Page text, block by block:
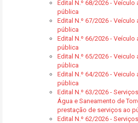
Edital N.º 68/2026 -
pública
Edital N.º 67/2026 -
pública
Edital N.º 66/2026 -
pública
Edital N.º 65/2026 -
pública
Edital N.º 64/2026 -
pública
Edital N.º 63/2026 -
Água e Saneamento de
prestação de serviços ao
Edital N.º 62/2026 -